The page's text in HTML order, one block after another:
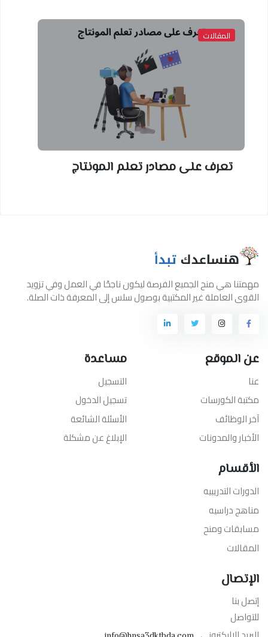
المقالات
تعرف على مصادر تعلم المونتاج
مهمتنا هي منح الجميع الفرصة ليكون ناجحًا في العمل وفي تزويد
القوى العاملة غير المكتبية بوصول سلس إلى المعرفة ذات الصلة.
عن الموقع
عنا
مكتبة الكورسات
آخر الوظائف
الأخبار والمدونات
مساعدة
التسجيل
تسجيل الدخول
الأسئلة الشائعة
الإبلاغ عن مشكلة
الأقسام
الدورات التدريبيه
مناهج دراسيه
مسابقات ومنح
المقالات
الإتصال
إتصل بنا
للتواصل